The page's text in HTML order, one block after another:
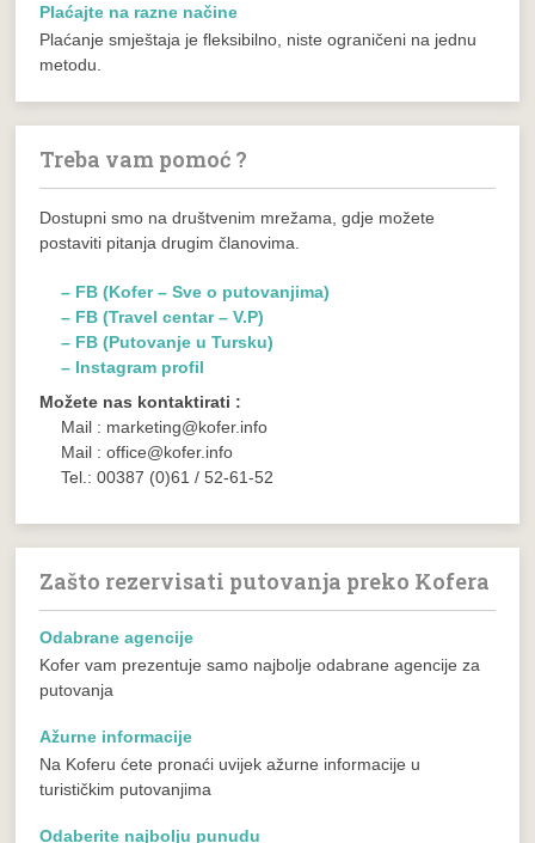
Plaćajte na razne načine
Plaćanje smještaja je fleksibilno, niste ograničeni na jednu
metodu.
Treba vam pomoć ?
Dostupni smo na društvenim mrežama, gdje možete
postaviti pitanja drugim članovima.
– FB (Kofer – Sve o putovanjima)
– FB (Travel centar – V.P)
– FB (Putovanje u Tursku)
– Instagram profil
Možete nas kontaktirati :
Mail : marketing@kofer.info
Mail : office@kofer.info
Tel.: 00387 (0)61 / 52-61-52
Zašto rezervisati putovanja preko Kofera
Odabrane agencije
Kofer vam prezentuje samo najbolje odabrane agencije za
putovanja
Ažurne informacije
Na Koferu ćete pronaći uvijek ažurne informacije u
turističkim putovanjima
Odaberite najbolju punudu